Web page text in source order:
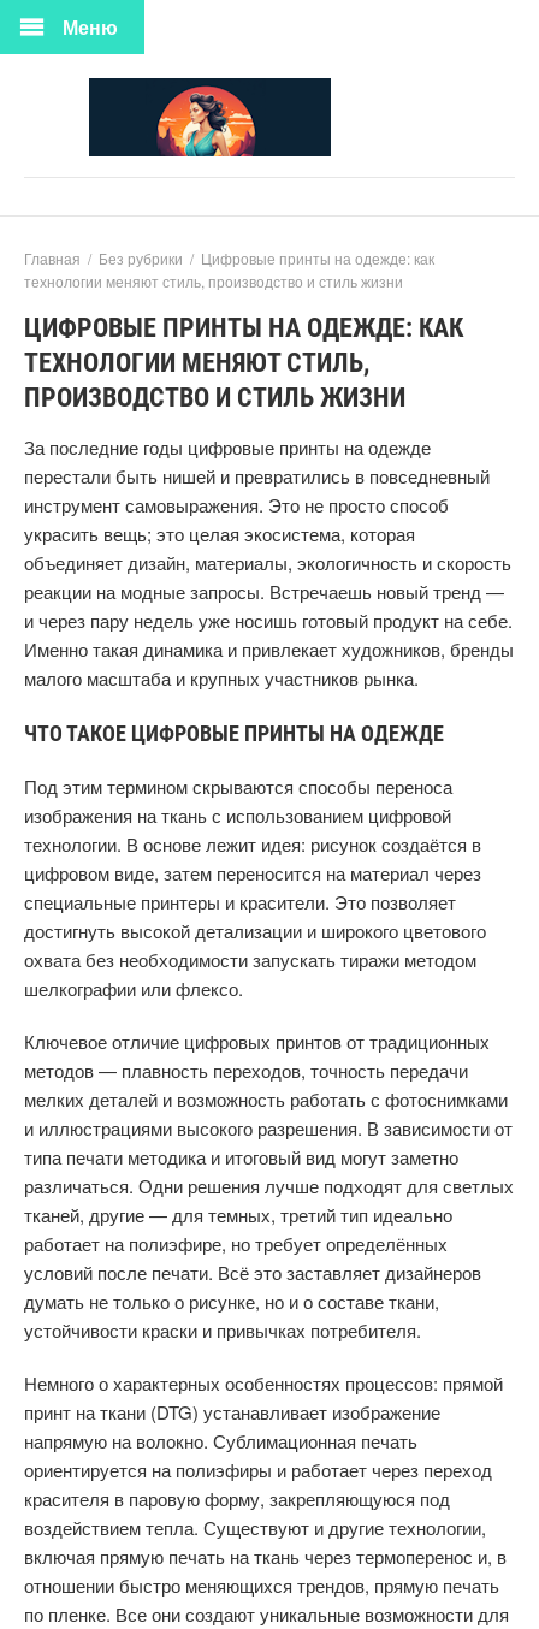
Меню
Главная / Без рубрики / Цифровые принты на одежде: как
технологии меняют стиль, производство и стиль жизни
ЦИФРОВЫЕ ПРИНТЫ НА ОДЕЖДЕ: КАК
ТЕХНОЛОГИИ МЕНЯЮТ СТИЛЬ,
ПРОИЗВОДСТВО И СТИЛЬ ЖИЗНИ
За последние годы цифровые принты на одежде
перестали быть нишей и превратились в повседневный
инструмент самовыражения. Это не просто способ
украсить вещь; это целая экосистема, которая
объединяет дизайн, материалы, экологичность и скорость
реакции на модные запросы. Встречаешь новый тренд —
и через пару недель уже носишь готовый продукт на себе.
Именно такая динамика и привлекает художников, бренды
малого масштаба и крупных участников рынка.
ЧТО ТАКОЕ ЦИФРОВЫЕ ПРИНТЫ НА ОДЕЖДЕ
Под этим термином скрываются способы переноса
изображения на ткань с использованием цифровой
технологии. В основе лежит идея: рисунок создаётся в
цифровом виде, затем переносится на материал через
специальные принтеры и красители. Это позволяет
достигнуть высокой детализации и широкого цветового
охвата без необходимости запускать тиражи методом
шелкографии или флексо.
Ключевое отличие цифровых принтов от традиционных
методов — плавность переходов, точность передачи
мелких деталей и возможность работать с фотоснимками
и иллюстрациями высокого разрешения. В зависимости от
типа печати методика и итоговый вид могут заметно
различаться. Одни решения лучше подходят для светлых
тканей, другие — для темных, третий тип идеально
работает на полиэфире, но требует определённых
условий после печати. Всё это заставляет дизайнеров
думать не только о рисунке, но и о составе ткани,
устойчивости краски и привычках потребителя.
Немного о характерных особенностях процессов: прямой
принт на ткани (DTG) устанавливает изображение
напрямую на волокно. Сублимационная печать
ориентируется на полиэфиры и работает через переход
красителя в паровую форму, закрепляющуюся под
воздействием тепла. Существуют и другие технологии,
включая прямую печать на ткань через термоперенос и, в
отношении быстро меняющихся трендов, прямую печать
по пленке. Все они создают уникальные возможности для